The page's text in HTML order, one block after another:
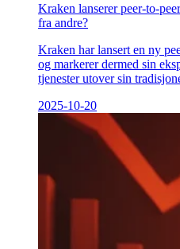
Kraken lanserer peer-to-
fra andre?
Kraken har lansert en ny
og markerer dermed sin
tjenester utover sin
2025-10-20